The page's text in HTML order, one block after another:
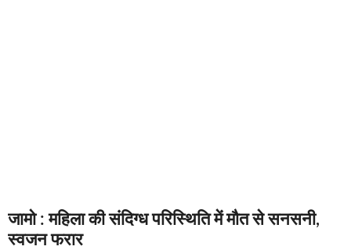
जामो : महिला की संदिग्ध परिस्थिति में मौत से सनसनी,
स्वजन फरार